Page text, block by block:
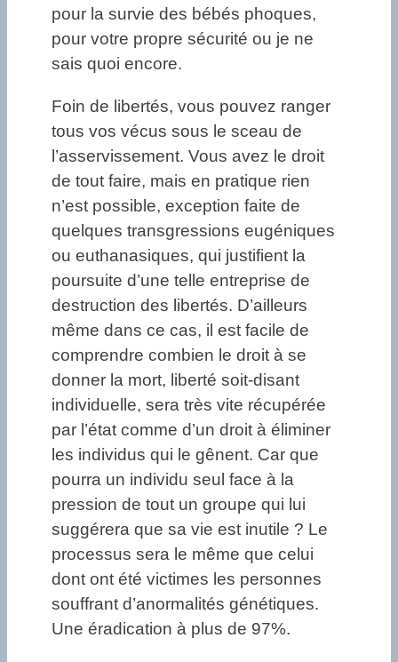
pour la survie des bébés phoques,
pour votre propre sécurité ou je ne
sais quoi encore.
Foin de libertés, vous pouvez ranger
tous vos vécus sous le sceau de
l’asservissement. Vous avez le droit
de tout faire, mais en pratique rien
n’est possible, exception faite de
quelques transgressions eugéniques
ou euthanasiques, qui justifient la
poursuite d’une telle entreprise de
destruction des libertés. D’ailleurs
même dans ce cas, il est facile de
comprendre combien le droit à se
donner la mort, liberté soit-disant
individuelle, sera très vite récupérée
par l’état comme d’un droit à éliminer
les individus qui le gênent. Car que
pourra un individu seul face à la
pression de tout un groupe qui lui
suggérera que sa vie est inutile ? Le
processus sera le même que celui
dont ont été victimes les personnes
souffrant d’anormalités génétiques.
Une éradication à plus de 97%.